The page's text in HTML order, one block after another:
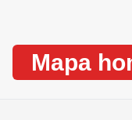
Mapa